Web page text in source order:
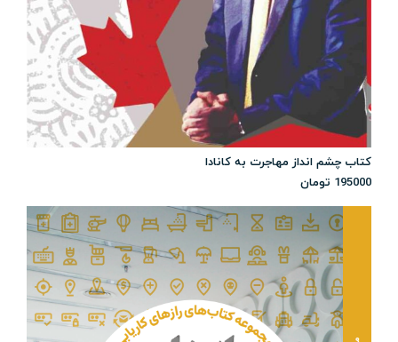
کتاب چشم انداز مهاجرت به کانادا
195000 تومان